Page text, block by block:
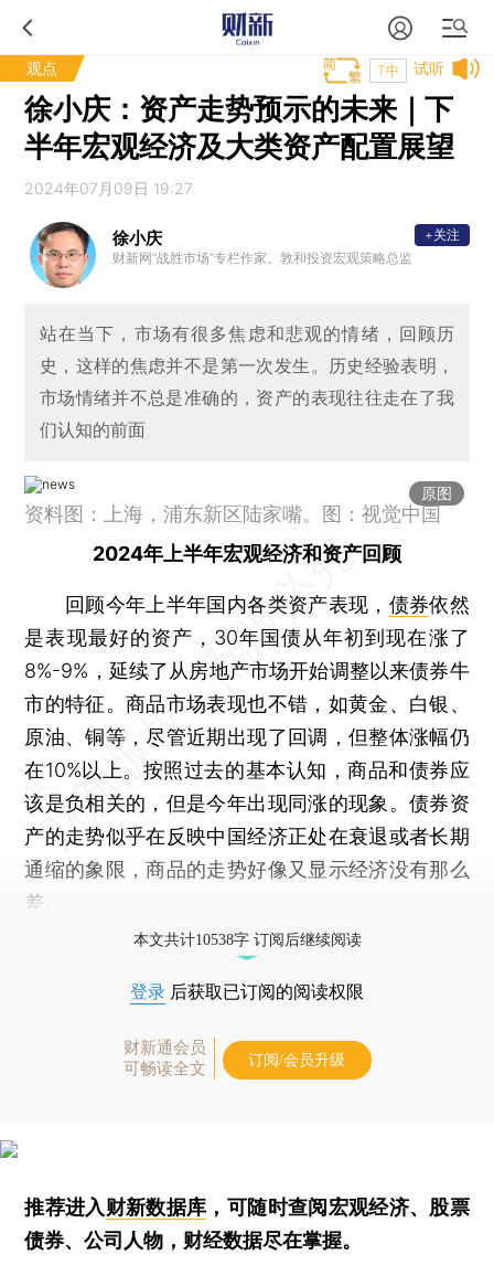
观点 试听
T中
徐小庆：资产走势预示的未来｜下
半年宏观经济及大类资产配置展望
2024年07月09日 19:27
徐小庆
财新网“战胜市场”专栏作家。敦和投资宏观策略总监
+关注
站在当下，市场有很多焦虑和悲观的情绪，回顾历
史，这样的焦虑并不是第一次发生。历史经验表明，
市场情绪并不总是准确的，资产的表现往往走在了我
们认知的前面
原图
资料图：上海，浦东新区陆家嘴。图：视觉中国
2024年上半年宏观经济和资产回顾
回顾今年上半年国内各类资产表现， 债券依然
是表现最好的资产，30年国债从年初到现在涨了
8%-9%，延续了从房地产市场开始调整以来债券牛
市的特征。商品市场表现也不错，如黄金、白银、
原油、铜等，尽管近期出现了回调，但整体涨幅仍
在10%以上。按照过去的基本认知，商品和债券应
该是负相关的，但是今年出现同涨的现象。债券资
产的走势似乎在反映中国经济正处在衰退或者长期
通缩的象限，商品的走势好像又显示经济没有那么
差。
本文共计10538字 订阅后继续阅读
登录 后获取已订阅的阅读权限
财新通会员
可畅读全文
订阅/会员升级
推荐进入财新数据库 ，可随时查阅宏观经济、股票
债券、公司人物，财经数据尽在掌握。